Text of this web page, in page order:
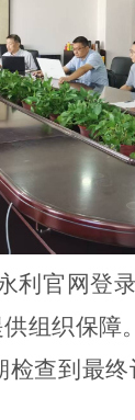
利官网登录
组织保
查到最